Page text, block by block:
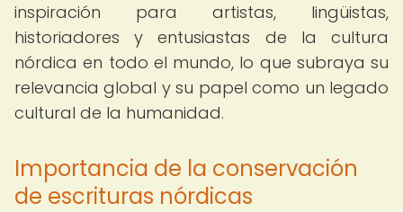
inspiración para artistas, lingüistas,
historiadores y entusiastas de la cultura
nórdica en todo el mundo, lo que subraya su
relevancia global y su papel como un legado
cultural de la humanidad.
Importancia de la conservación
de escrituras nórdicas